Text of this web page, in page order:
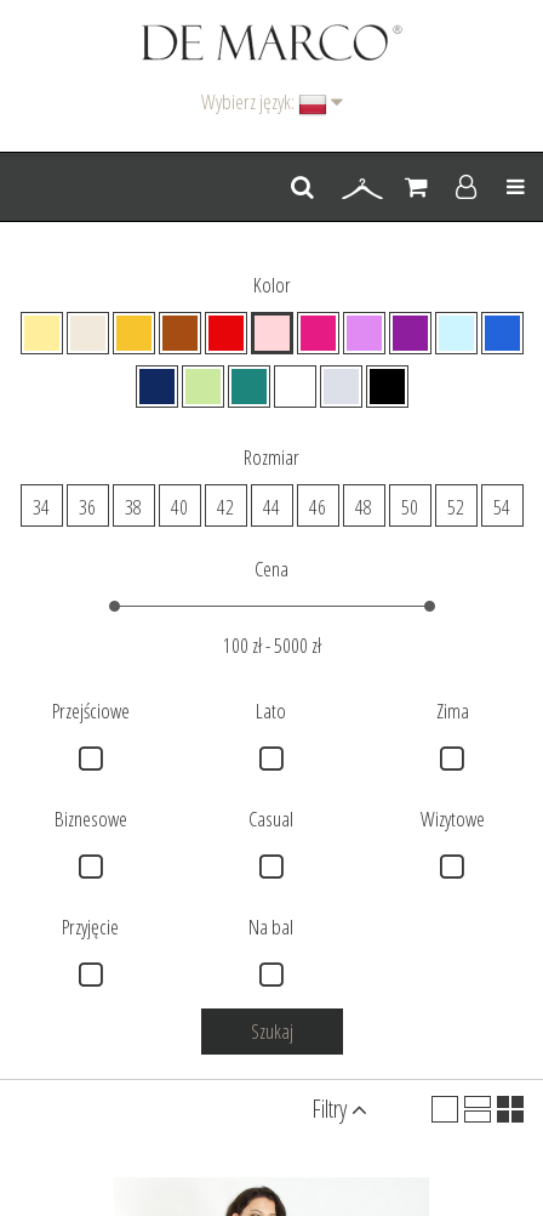
Wybierz język:
Menu
Kolor
Rozmiar
34
36 38 40 42 44 46 48 50 52 54
Cena
100 zł-5000 zł
Przejściowe Lato Zima
Biznesowe Casual Wizytowe
Przyjęcie Na bal
Szukaj
Filtry